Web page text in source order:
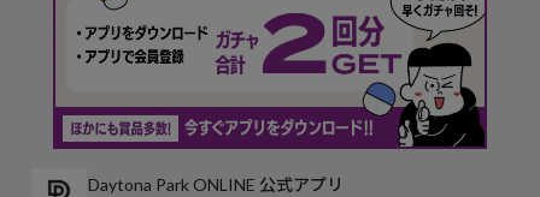
Daytona Park ONLINE 公式アプリ